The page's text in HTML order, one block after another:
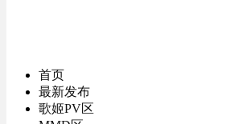
首页
最新发布
歌姬PV区